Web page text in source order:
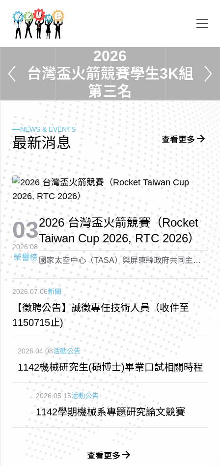
2026
台灣盃火箭競賽學生3K組
第三名
NEWS & EVENTS
最新消息 查看更多
03
2026.08
榮譽榜
2026 台灣盃火箭競賽（Rocket
Taiwan Cup 2026, RTC 2026）
國家太空中心（TASA）與屏東縣政府共同主辦
的「2026 台灣盃火箭競賽（Rocket Taiwan Cup
2026, RTC 2026）
2026.07.06新聞
【徵聘公告】誠徵專任技術人員（收件至
1150715止)
2026.04.08活動公告
1142機械研究生(碩博士)畢業口試相關時程
2026.05.15活動公告
1142學期機械系專題研究論文競賽
查看更多